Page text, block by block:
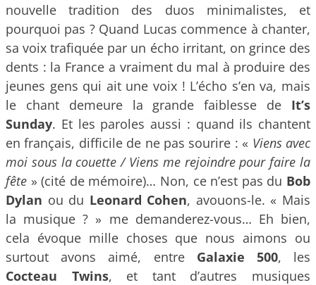
nouvelle tradition des duos minimalistes, et
pourquoi pas ? Quand Lucas commence à chanter,
sa voix trafiquée par un écho irritant, on grince des
dents : la France a vraiment du mal à produire des
jeunes gens qui ait une voix ! L’écho s’en va, mais
le chant demeure la grande faiblesse de It’s
Sunday. Et les paroles aussi : quand ils chantent
en français, difficile de ne pas sourire : « Viens avec
moi sous la couette / Viens me rejoindre pour faire la
fête » (cité de mémoire)… Non, ce n’est pas du Bob
Dylan ou du Leonard Cohen, avouons-le. « Mais
la musique ? » me demanderez-vous… Eh bien,
cela évoque mille choses que nous aimons ou
surtout avons aimé, entre Galaxie 500, les
Cocteau Twins, et tant d’autres musiques